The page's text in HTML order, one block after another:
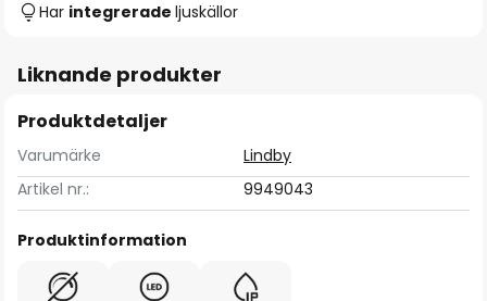
Har integrerade ljuskällor
Liknande produkter
Produktdetaljer
Varumärke
Lindby
Artikel nr.:
9949043
Produktinformation